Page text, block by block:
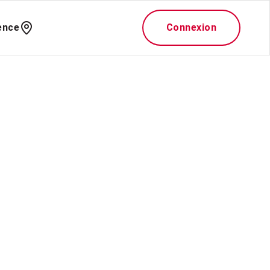
Connexion